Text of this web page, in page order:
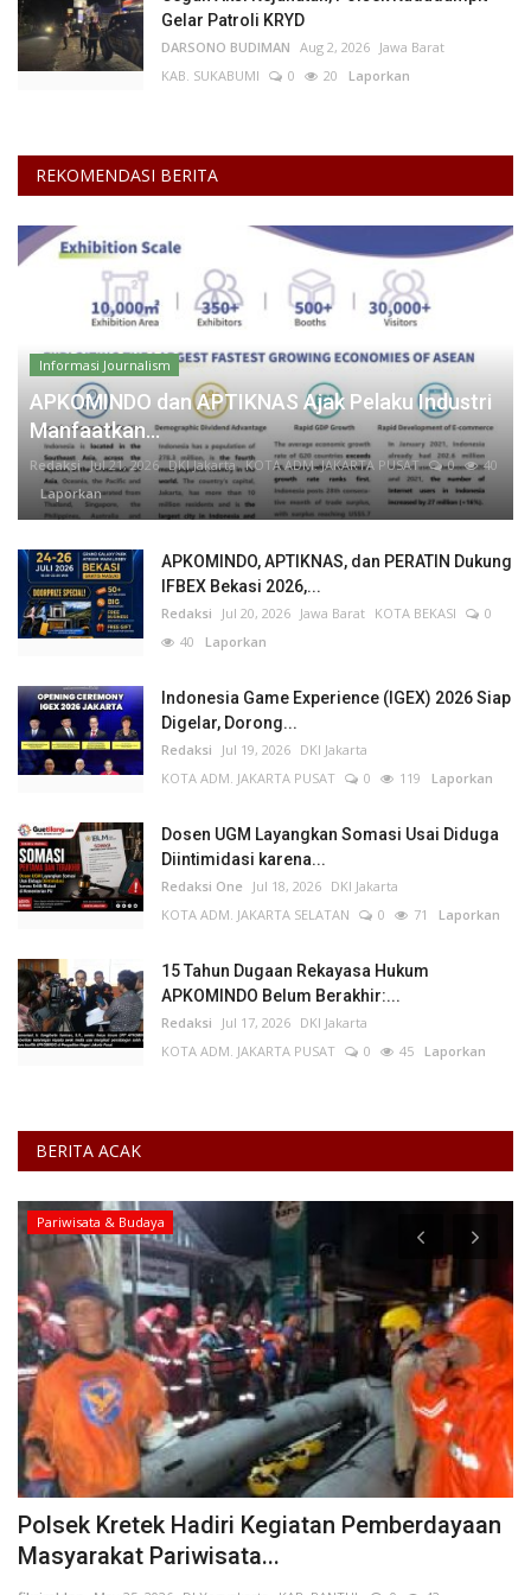
Gelar Patroli KRYD
DARSONO BUDIMAN Aug 2, 2026 Jawa Barat
KAB. SUKABUMI
0 20 Laporkan
REKOMENDASI BERITA
Informasi Journalism
APKOMINDO dan APTIKNAS Ajak Pelaku Industri
Manfaatkan...
Redaksi Jul 21, 2026 DKI Jakarta KOTA ADM. JAKARTA PUSAT 0
40
Laporkan
APKOMINDO, APTIKNAS, dan PERATIN Dukung
IFBEX Bekasi 2026,...
Redaksi Jul 20, 2026 Jawa Barat KOTA BEKASI
0
40 Laporkan
Indonesia Game Experience (IGEX) 2026 Siap
Digelar, Dorong...
Redaksi Jul 19, 2026 DKI Jakarta
KOTA ADM. JAKARTA PUSAT
0 119 Laporkan
Dosen UGM Layangkan Somasi Usai Diduga
Diintimidasi karena...
Redaksi One Jul 18, 2026 DKI Jakarta
KOTA ADM. JAKARTA SELATAN
0 71 Laporkan
15 Tahun Dugaan Rekayasa Hukum
APKOMINDO Belum Berakhir:...
Redaksi Jul 17, 2026 DKI Jakarta
KOTA ADM. JAKARTA PUSAT
0 45 Laporkan
BERITA ACAK
Pariwisata & Budaya
Polsek Kretek Hadiri Kegiatan Pemberdayaan
Masyarakat Pariwisata...